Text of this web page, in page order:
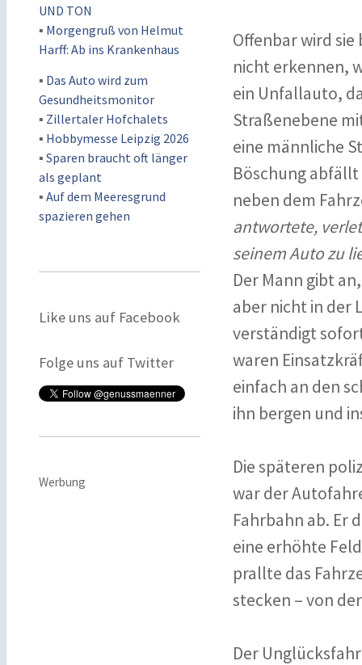
UND TON
▪ Morgengruß von Helmut
Harff: Ab ins Krankenhaus
▪ Das Auto wird zum
Gesundheitsmonitor
▪ Zillertaler Hofchalets
▪ Hobbymesse Leipzig 2026
▪ Sparen braucht oft länger
als geplant
▪ Auf dem Meeresgrund
spazieren gehen
Like uns auf Facebook
Folge uns auf Twitter
Werbung
Offenbar wird
nicht erkennen,
ein Unfallauto,
Straßenebene
eine männliche
Böschung
neben dem
antwortete,
seinem Auto zu
Der Mann gibt
aber nicht in der
verständigt
waren
einfach an den
ihn bergen und
Die späteren
war der
Fahrbahn ab. Er
eine erhöhte
prallte das
stecken – von
Der